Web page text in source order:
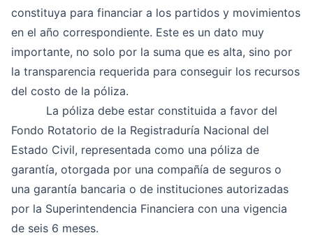
constituya para financiar a los partidos y movimientos
en el año correspondiente. Este es un dato muy
importante, no solo por la suma que es alta, sino por
la transparencia requerida para conseguir los recursos
del costo de la póliza.
La póliza debe estar constituida a favor del
Fondo Rotatorio de la Registraduría Nacional del
Estado Civil, representada como una póliza de
garantía, otorgada por una compañía de seguros o
una garantía bancaria o de instituciones autorizadas
por la Superintendencia Financiera con una vigencia
de seis 6 meses.